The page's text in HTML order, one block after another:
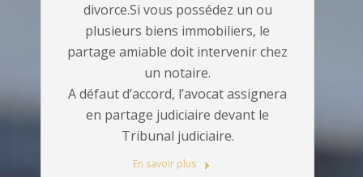
divorce.Si vous possédez un ou
plusieurs biens immobiliers, le
partage amiable doit intervenir chez
un notaire.
A défaut d’accord, l’avocat assignera
en partage judiciaire devant le
Tribunal judiciaire.
En savoir plus